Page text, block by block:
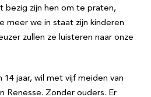
bezig zijn hen om te praten,
meer we in staat zijn kinderen
zullen ze luisteren naar onze
14 jaar, wil met vijf meiden van
Renesse. Zonder ouders. Er